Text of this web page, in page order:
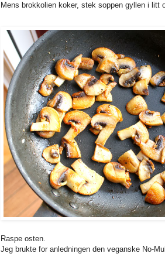
Mens brokkolien koker, stek soppen gyllen i litt
Raspe osten.
Jeg brukte for anledningen den veganske No-